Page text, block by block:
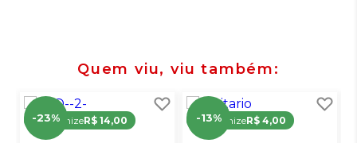
Quem viu, viu também
-23%
EconomizeR$ 14,00 -13%
EconomizeR$ 4,00